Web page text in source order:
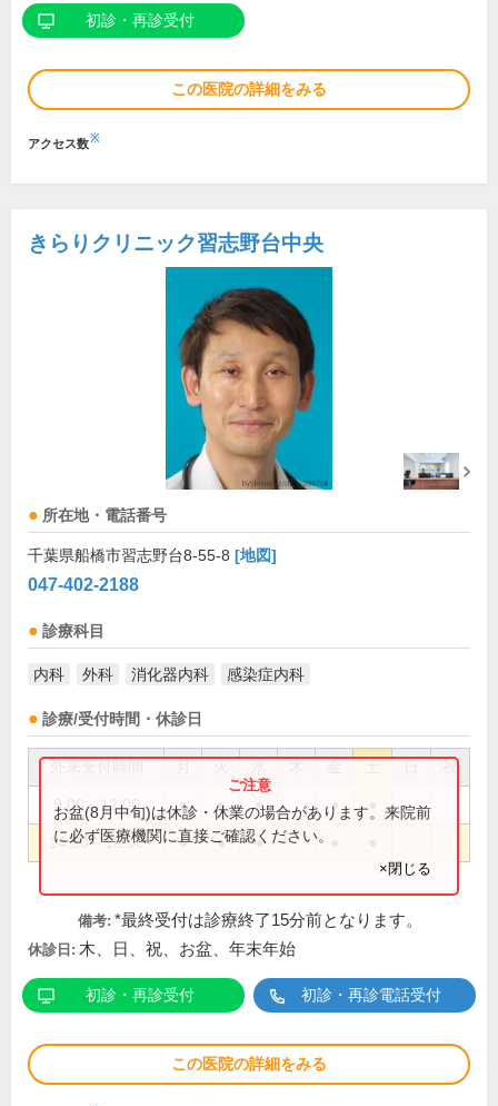
初診・再診受付
この医院の詳細をみる
アクセス数※
きらりクリニック習志野台中央
所在地・電話番号
千葉県船橋市習志野台8-55-8 [地図]
047-402-2188
診療科目
内科 外科 消化器内科 感染症内科
診療/受付時間・休診日
祝
9:00～12:00 ● ● ● ●
14:30～18:00 ● ● ●
お盆(8月中旬)は休診・休業の場合があります。来院前
に必ず医療機関に直接ご確認ください。
×閉じる
備考: *最終受付は診療終了15分前となります。
休診日: 木、日、祝、お盆、年末年始
初診・再診受付 初診・再診電話受付
この医院の詳細をみる